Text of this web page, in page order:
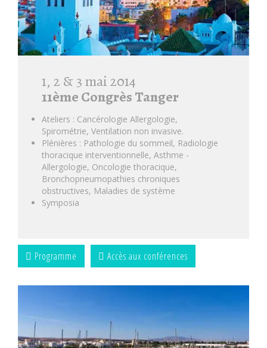
1, 2 & 3 mai 2014
11ème Congrès Tanger
Ateliers : Cancérologie Allergologie,
Spirométrie, Ventilation non invasive.
Plénières : Pathologie du sommeil, Radiologie
thoracique interventionnelle, Asthme -
Allergologie, Oncologie thoracique,
Bronchopneumopathies chroniques
obstructives, Maladies de système
Symposia
Programme Accès aux conférences